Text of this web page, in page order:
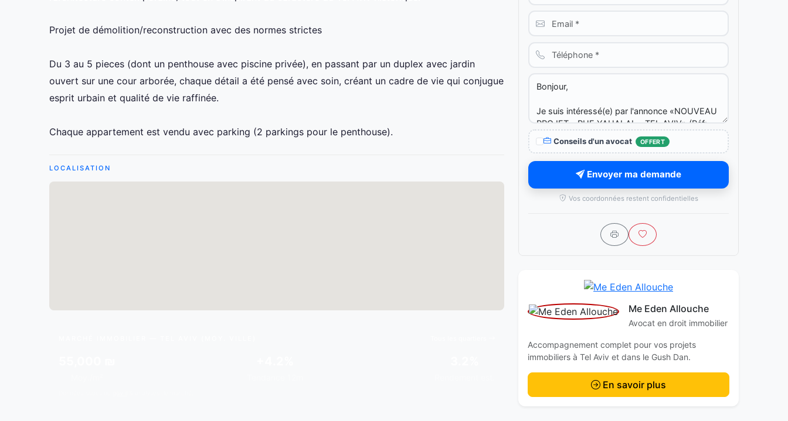
Projet de démolition/reconstruction avec des normes strictes
Du 3 au 5 pieces (dont un penthouse avec piscine privée), en passant par un duplex avec jardin
ouvert sur une cour arborée, chaque détail a été pensé avec soin, créant un cadre de vie qui conjugue
esprit urbain et qualité de vie raffinée.
Chaque appartement est vendu avec parking (2 parkings pour le penthouse).
LOCALISATION
Conseils d'un avocat OFFERT
Envoyer ma demande
Vos coordonnées restent confidentielles
Me Eden Allouche
Avocat en droit immobilier
Accompagnement complet pour vos projets
immobiliers à Tel Aviv et dans le Gush Dan.
En savoir plus